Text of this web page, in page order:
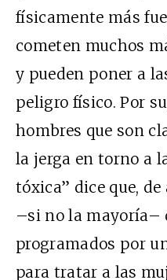
físicamente más
cometen muchos
y pueden poner a
peligro físico. Por
hombres que son
la jerga en torno a
tóxica” dice que,
–si no la mayoría–
programados por
para tratar a las